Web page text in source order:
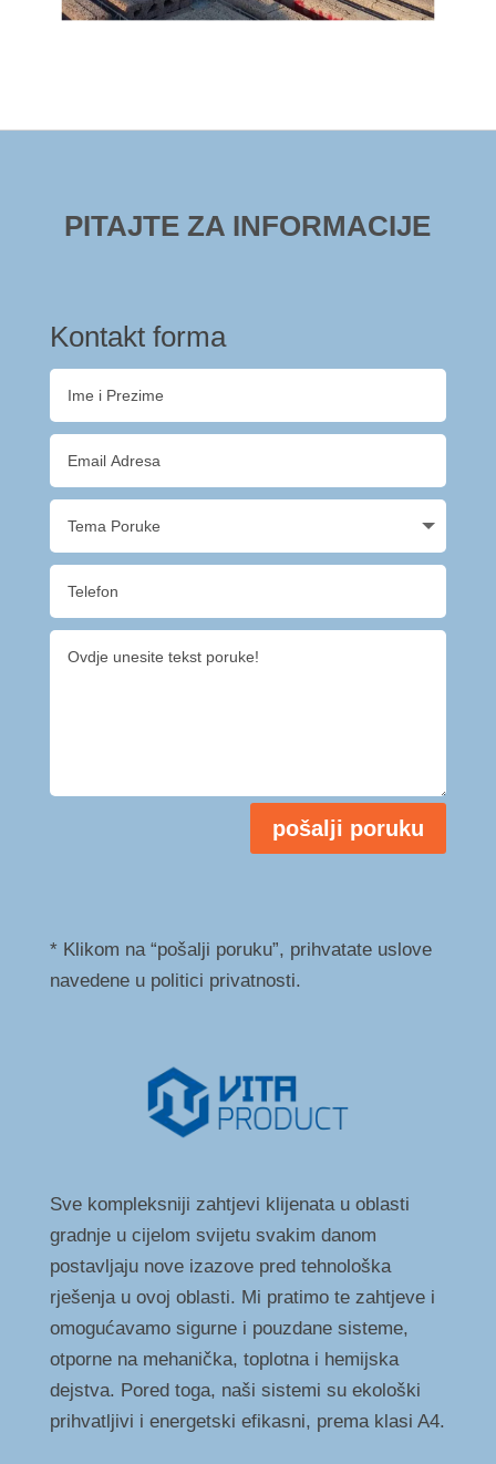
PITAJTE ZA INFORMACIJE
Kontakt forma
pošalji poruku
* Klikom na “pošalji poruku”, prihvatate uslove
navedene u politici privatnosti.
Sve kompleksniji zahtjevi klijenata u oblasti
gradnje u cijelom svijetu svakim danom
postavljaju nove izazove pred tehnološka
rješenja u ovoj oblasti. Mi pratimo te zahtjeve i
omogućavamo sigurne i pouzdane sisteme,
otporne na mehanička, toplotna i hemijska
dejstva. Pored toga, naši sistemi su ekološki
prihvatljivi i energetski efikasni, prema klasi A4.